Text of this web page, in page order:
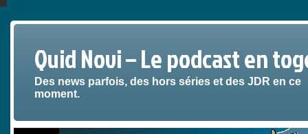
Quid Novi – Le podcast en
Des news parfois, des hors séries et des JDR en ce
moment.